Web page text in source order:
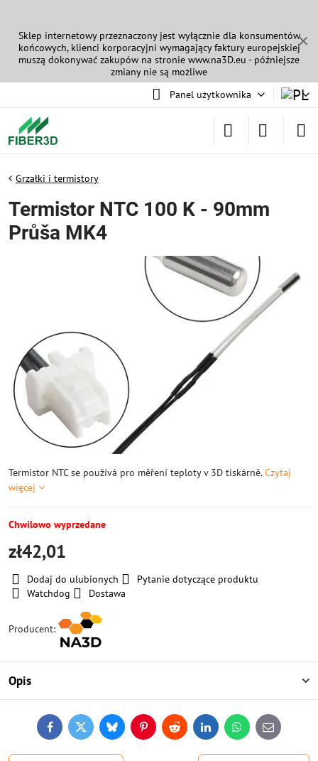
✕
Sklep internetowy przeznaczony jest wyłącznie dla konsumentów
końcowych, klienci korporacyjni wymagający faktury europejskiej
muszą dokonywać zakupów na stronie www.na3D.eu - późniejsze
zmiany nie są możliwe
Panel użytkownika
Grzałki i termistory
Termistor NTC 100 K - 90mm
Průša MK4
Termistor NTC se používá pro měření teploty v 3D tiskárně.Czytaj
więcej
Chwilowo wyprzedane
zł42,01
Dodaj do ulubionych
Pytanie dotyczące produktu
Watchdog
Dostawa
Producent:
Opis
FacebookTwitterBlueskyPinterestReddit LinkedInWhatsApp
E-
mail